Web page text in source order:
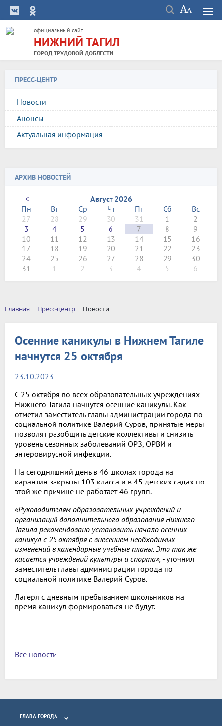
официальный сайт
НИЖНИЙ ТАГИЛ
ГОРОД ТРУДОВОЙ ДОБЛЕСТИ
ПРЕСС-ЦЕНТР
Новости
Анонсы
Актуальная информация
АРХИВ НОВОСТЕЙ
<
Август 2026
Пн
Вт Ср Чт Пт Сб
Вс
27
28 29 30 31 1
2
3
4 5 6 7 8
9
10
11 12 13 14 15
16
17
18 19 20 21 22
23
24
25 26 27 28 29
30
31
1 2 3 4 5 6
Главная Пресс-центр Новости
Осенние каникулы в Нижнем Тагиле
начнутся 25 октября
23.10.2023
С 25 октября во всех образовательных учреждениях
Нижнего Тагила начнутся осенние каникулы. Как
отметил заместитель главы администрации города по
социальной политике Валерий Суров, принятые меры
позволят разобщить детские коллективы и снизить
уровень сезонных заболеваний ОРЗ, ОРВИ и
энтеровирусной инфекции.
На сегодняшний день в 46 школах города на
карантин закрыты 103 класса и в 45 детских садах по
этой же причине не работает 46 групп.
«Руководителям образовательных учреждений и
организаций дополнительного образования Нижнего
Тагила рекомендовано установить начало осенних
каникул с 25 октября с внесением необходимых
изменений в календарные учебные планы. Это так же
касается учреждений культуры и спорта», - уточнил
заместитель главы администрации города по
социальной политике Валерий Суров.
Лагеря с дневным пребыванием школьников на
время каникул формироваться не будут.
Все новости
ГЛАВА ГОРОДА